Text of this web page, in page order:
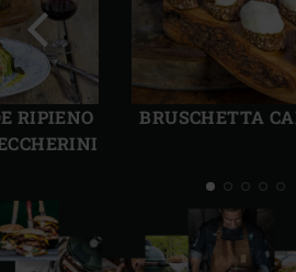
RIPIENO
BRUSCHETTA
Precedente